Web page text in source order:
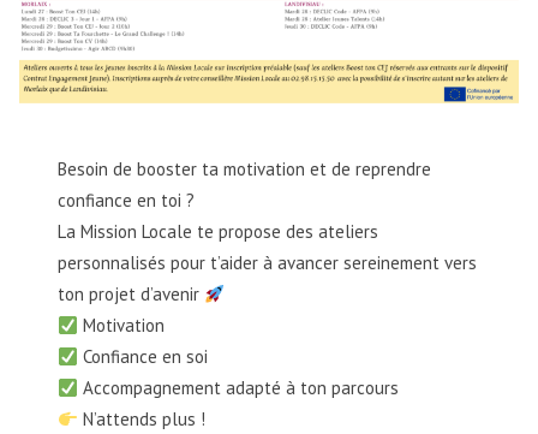
Besoin de booster ta motivation et de reprendre
confiance en toi ?
La Mission Locale te propose des ateliers
personnalisés pour t’aider à avancer sereinement vers
ton projet d’avenir
Motivation
Confiance en soi
Accompagnement adapté à ton parcours
N’attends plus !